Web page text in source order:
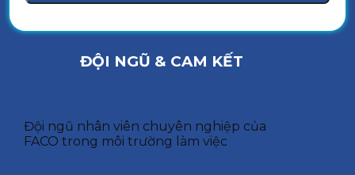
ĐỘI NGŨ & CAM KẾT
Đội ngũ nhân viên chuyên nghiệp của
FACO trong môi trường làm việc